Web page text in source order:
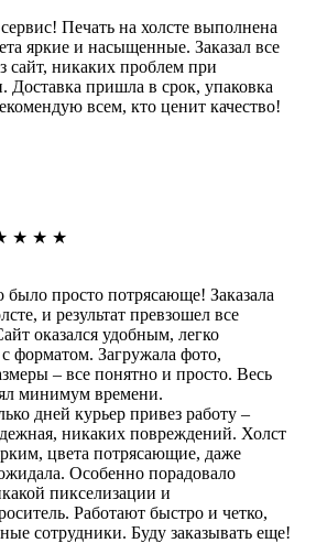
Печать на холсте выполнена
яркие и насыщенные. Заказал все
сайт, никаких проблем при
Доставка пришла в срок, упаковка
всем, кто ценит качество!
★ ★ ★
было просто потрясающе! Заказала
и результат превзошел все
оказался удобным, легко
с форматом. Загружала фото,
– все понятно и просто. Весь
минимум времени.
дней курьер привез работу –
никаких повреждений. Холст
цвета потрясающие, даже
Особенно порадовало
пикселизации и
Работают быстро и четко,
сотрудники. Буду заказывать еще!